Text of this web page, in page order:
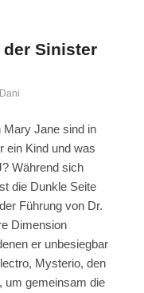
der Sinister
Dani
Mary Jane sind in
ein Kind und was
Während sich
die Dunkle Seite
Führung von Dr.
Dimension
er unbesiegbar
Mysterio, den
um gemeinsam die